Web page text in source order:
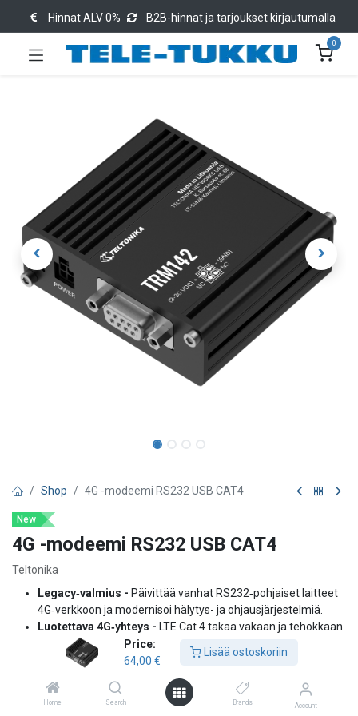
Price:
64,00 €
Lisää ostoskoriin
Home Search Brands Account
Hinnat ALV 0% B2B-hinnat ja tarjoukset kirjautumalla
0
Shop 4G -modeemi RS232 USB CAT4
New
4G -modeemi RS232 USB CAT4
Teltonika
Legacy‑valmius - Päivittää vanhat RS232‑pohjaiset laitteet
4G‑verkkoon ja modernisoi hälytys- ja ohjausjärjestelmiä.
Luotettava 4G‑yhteys - LTE Cat 4 takaa vakaan ja tehokkaan
datansiirron teollisuuden ja kriittisten sovellusten käyttöön.
Kustannustehokas päivitys -
Mahdollistaa laajamittaisen
RS232‑laitteiden LTE‑päivityksen ilman suuria
järjestelmämuutoksia.
Helppo liitettävyys RS232‑ tai